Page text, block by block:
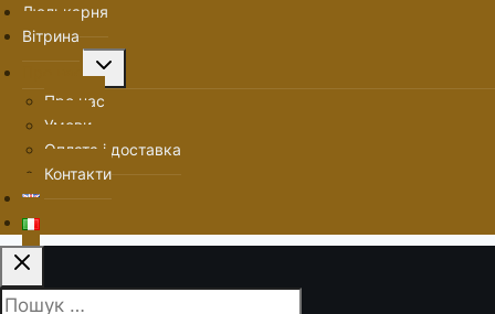
Люлькарня
Вітрина
Перемкнути
меню
нащадка
Про нас
Умови
Оплата і доставка
Контакти
Пошук: